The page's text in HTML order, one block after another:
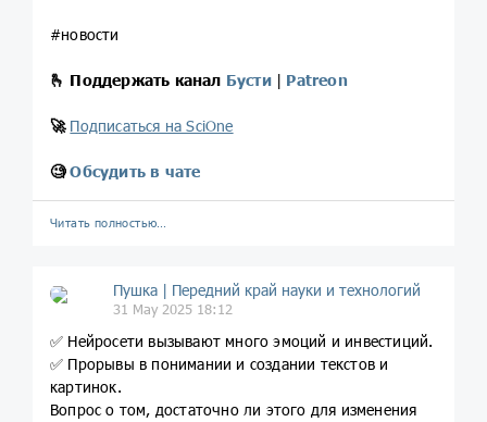
#новости
🫰 Поддержать канал Бусти| Patreon
🚀 Подписаться на SciOne
🧐 Обсудить в чате
Читать полностью…
Пушка | Передний край науки и технологий
31 May 2025 18:12
✅ Нейросети вызывают много эмоций и инвестиций.
✅ Прорывы в понимании и создании текстов и
картинок.
Вопрос о том, достаточно ли этого для изменения